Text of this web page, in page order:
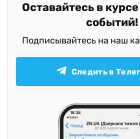
Оставайтесь в
событий!
Подписывайтесь на наш
Следить в